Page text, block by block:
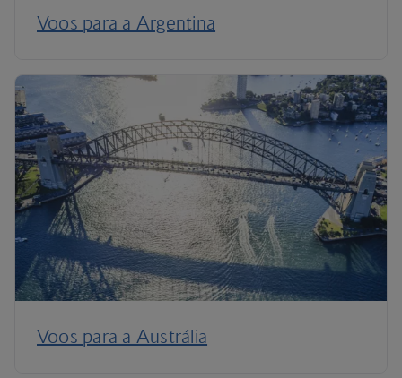
Voos para a Argentina
Voos para a Austrália